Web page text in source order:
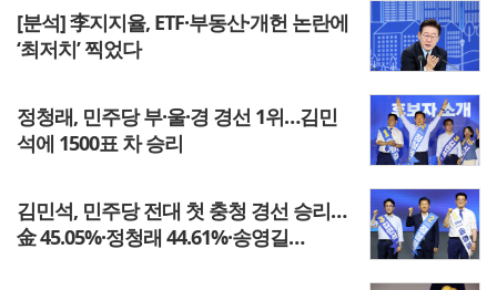
[분석] 李지지율, ETF·부동산·개헌 논란에
‘최저치’ 찍었다
정청래, 민주당 부·울·경 경선 1위…김민
석에 1500표 차 승리
김민석, 민주당 전대 첫 충청 경선 승리…
金 45.05%·정청래 44.61%·송영길